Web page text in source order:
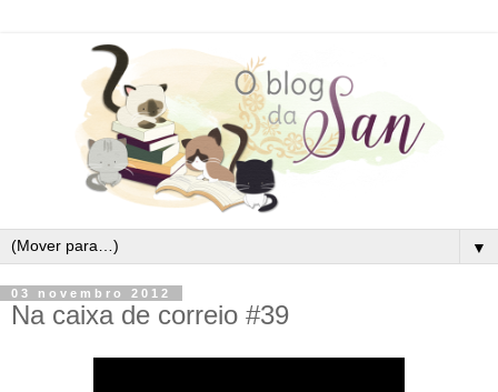
▼
03 novembro 2012
Na caixa de correio #39